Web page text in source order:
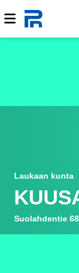
Laukaan kunta
Suolahdentie